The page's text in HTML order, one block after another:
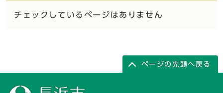
チェックしているページはありません
ページの先頭へ戻る